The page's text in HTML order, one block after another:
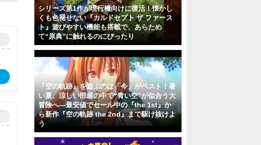
シリーズ第1作が現行機向けに復活！懐かし
くも色褪せない『カルドセプト ザ ファース
ト』遊びやすい機能も搭載で、あらため
て“原典”に触れるのにぴったり
『空の軌跡』を遊ぶのは「今」がベスト！暑
い夏、涼しい部屋の中で“青い空”が似合う大
冒険へ―最安値でセール中の『the 1st』か
ら新作『空の軌跡 the 2nd』まで駆け抜けよ
う